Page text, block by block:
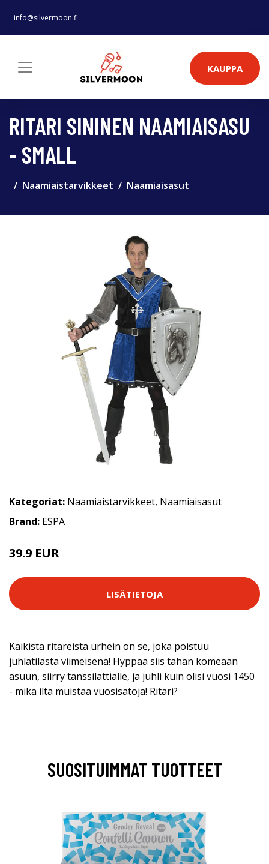
info@silvermoon.fi
KAUPPA
RITARI SININEN NAAMIAISASU
- SMALL
Naamiaistarvikkeet Naamiaisasut
Kategoriat: Naamiaistarvikkeet, Naamiaisasut
Brand: ESPA
39.9 EUR
LISÄTIETOJA
Kaikista ritareista urhein on se, joka poistuu
juhlatilasta viimeisenä! Hyppää siis tähän komeaan
asuun, siirry tanssilattialle, ja juhli kuin olisi vuosi 1450
- mikä ilta muistaa vuosisatoja! Ritari?
SUOSITUIMMAT TUOTTEET